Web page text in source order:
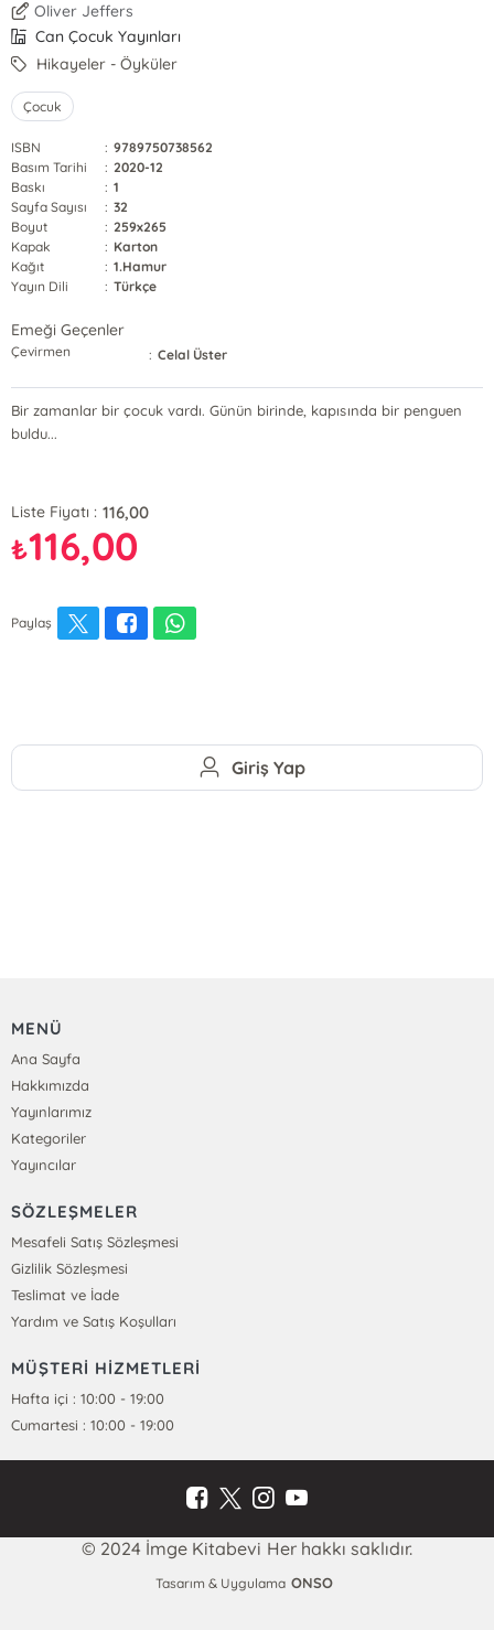
Oliver Jeffers
Can Çocuk Yayınları
Hikayeler - Öyküler
Çocuk
ISBN : 9789750738562
Basım Tarihi
: 2020-12
Baskı
: 1
Sayfa Sayısı
: 32
Boyut
: 259x265
Kapak
: Karton
Kağıt
: 1.Hamur
Yayın Dili
: Türkçe
Emeği Geçenler
Çevirmen : Celal Üster
Bir zamanlar bir çocuk vardı. Günün birinde, kapısında bir penguen
buldu...
Liste Fiyatı : 116,00
₺116,00
Paylaş
Giriş Yap
MENÜ
Ana Sayfa
Hakkımızda
Yayınlarımız
Kategoriler
Yayıncılar
SÖZLEŞMELER
Mesafeli Satış Sözleşmesi
Gizlilik Sözleşmesi
Teslimat ve İade
Yardım ve Satış Koşulları
MÜŞTERİ HİZMETLERİ
Hafta içi : 10:00 - 19:00
Cumartesi : 10:00 - 19:00
© 2024 İmge Kitabevi Her hakkı saklıdır.
Tasarım & Uygulama ONSO